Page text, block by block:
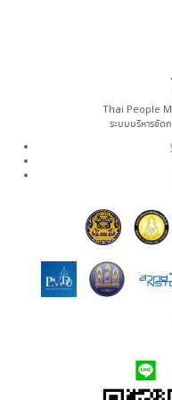
Thai People
ระบบบริหารจัด